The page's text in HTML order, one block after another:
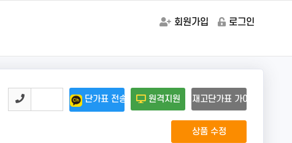
회원가입 로그인
단가표 전송 원격지원 재고단가표 가이드
상품 수정